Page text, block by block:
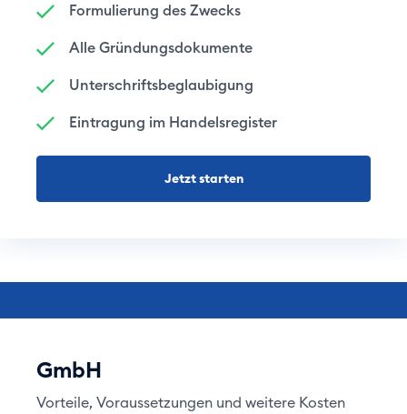
Formulierung des Zwecks
Alle Gründungsdokumente
Unterschriftsbeglaubigung
Eintragung im Handelsregister
Jetzt starten
GmbH
Vorteile, Voraussetzungen und weitere Kosten